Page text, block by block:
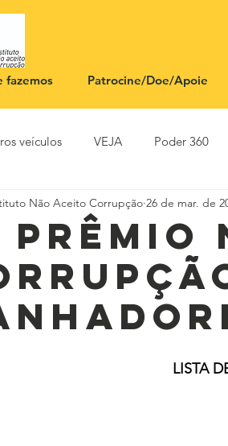
fazemos Patrocine/Doe/Apoie
veículos VEJA Poder 360
CEID SBT News Rádio
Não Aceito Corrupção 26 de mar. de
LISTA